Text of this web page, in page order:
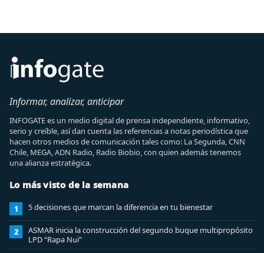
Informar, analizar, anticipar
INFOGATE es un medio digital de prensa independiente, informativo,
serio y creíble, así dan cuenta las referencias a notas periodística que
hacen otros medios de comunicación tales como: La Segunda, CNN
Chile, MEGA, ADN Radio, Radio Biobio, con quien además tenemos
una alianza estratégica.
Lo más visto de la semana
1 5 decisiones que marcan la diferencia en tu bienestar
2
ASMAR inicia la construcción del segundo buque multipropósito
LPD “Rapa Nui”